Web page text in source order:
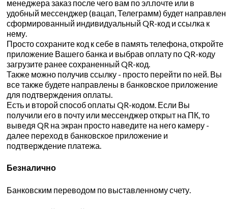
менеджера заказ после чего вам по эл.почте или в
удобный мессенджер (вацап, Телеграмм) будет направлен
сформированный индивидуальный QR-код и ссылка к
нему.
Просто сохраните код к себе в память телефона, откройте
приложение Вашего банка и выбрав оплату по QR-коду
загрузите ранее сохраненный QR-код.
Также можно получив ссылку - просто перейти по ней. Вы
все также будете направлены в банковское приложение
для подтверждения оплаты.
Есть и второй способ оплаты QR-кодом. Если Вы
получили его в почту или мессенджер открыт на ПК, то
выведя QR на экран просто наведите на него камеру -
далее переход в банковское приложение и
подтверждение платежа.
Безналично
Банковским переводом по выставленному счету.